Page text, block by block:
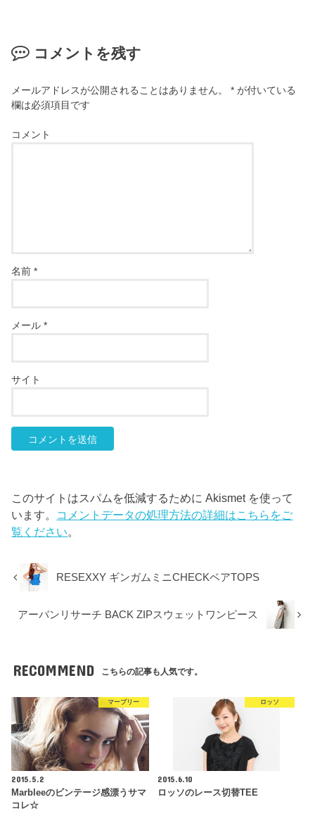
コメントを残す
メールアドレスが公開されることはありません。 * が付いている
欄は必須項目です
コメント
名前*
メール*
サイト
このサイトはスパムを低減するために Akismet を使って
います。 コメントデータの処理方法の詳細はこちらをご
覧ください。
RESEXXY ギンガムミニCHECKベアTOPS
アーバンリサーチ BACK ZIPスウェットワンピース
RECOMMEND こちらの記事も人気です。
マーブリー
2015.5.2
Marbleeのビンテージ感漂うサマ
コレ☆
ロッソ
2015.6.10
ロッソのレース切替TEE